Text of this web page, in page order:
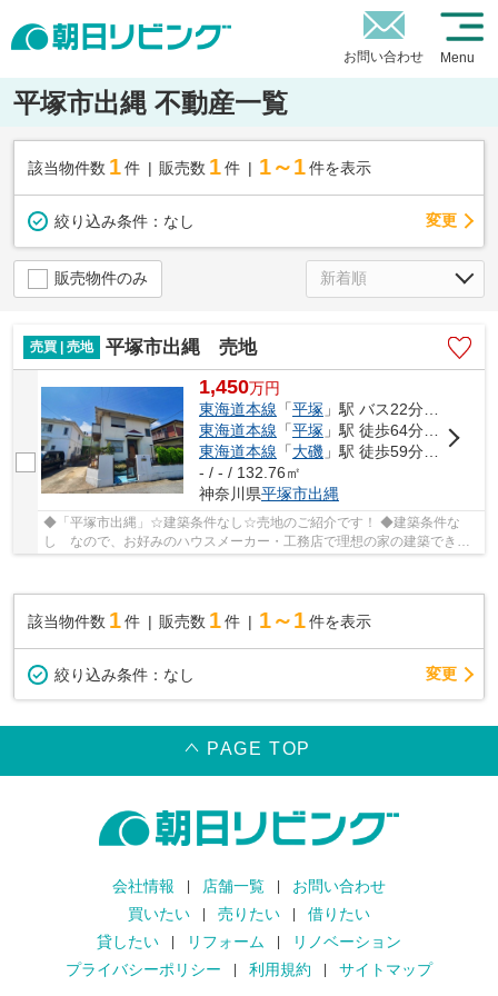
お問い合わせ Menu
平塚市出縄 不動産一覧
該当物件数 1件 販売数 1 件 1～1 件を表示
絞り込み条件： なし 変更
販売物件のみ
売買 | 売地 平塚市出縄 売地
1,450万円
東海道本線 「平塚 」駅 バス22分 「下出縄」 停歩4分
東海道本線 「平塚 」駅 徒歩64分車15分 5.2km
東海道本線 「大磯」駅 徒歩59分車13分 4.8km
- / - / 132.76㎡
神奈川県平塚市出縄
◆「平塚市出縄」☆建築条件なし☆売地のご紹介です！ ◆建築条件な
し なので、お好みのハウスメーカー・工務店で理想の家の建築できま
該当物件数 1件 販売数 1 件 1～1 件を表示
絞り込み条件： なし 変更
PAGE TOP
会社情報 店舗一覧
お問い合わせ
買いたい
売りたい
借りたい
貸したい
リフォーム
リノベーション
プライバシーポリシー
利用規約 サイトマップ